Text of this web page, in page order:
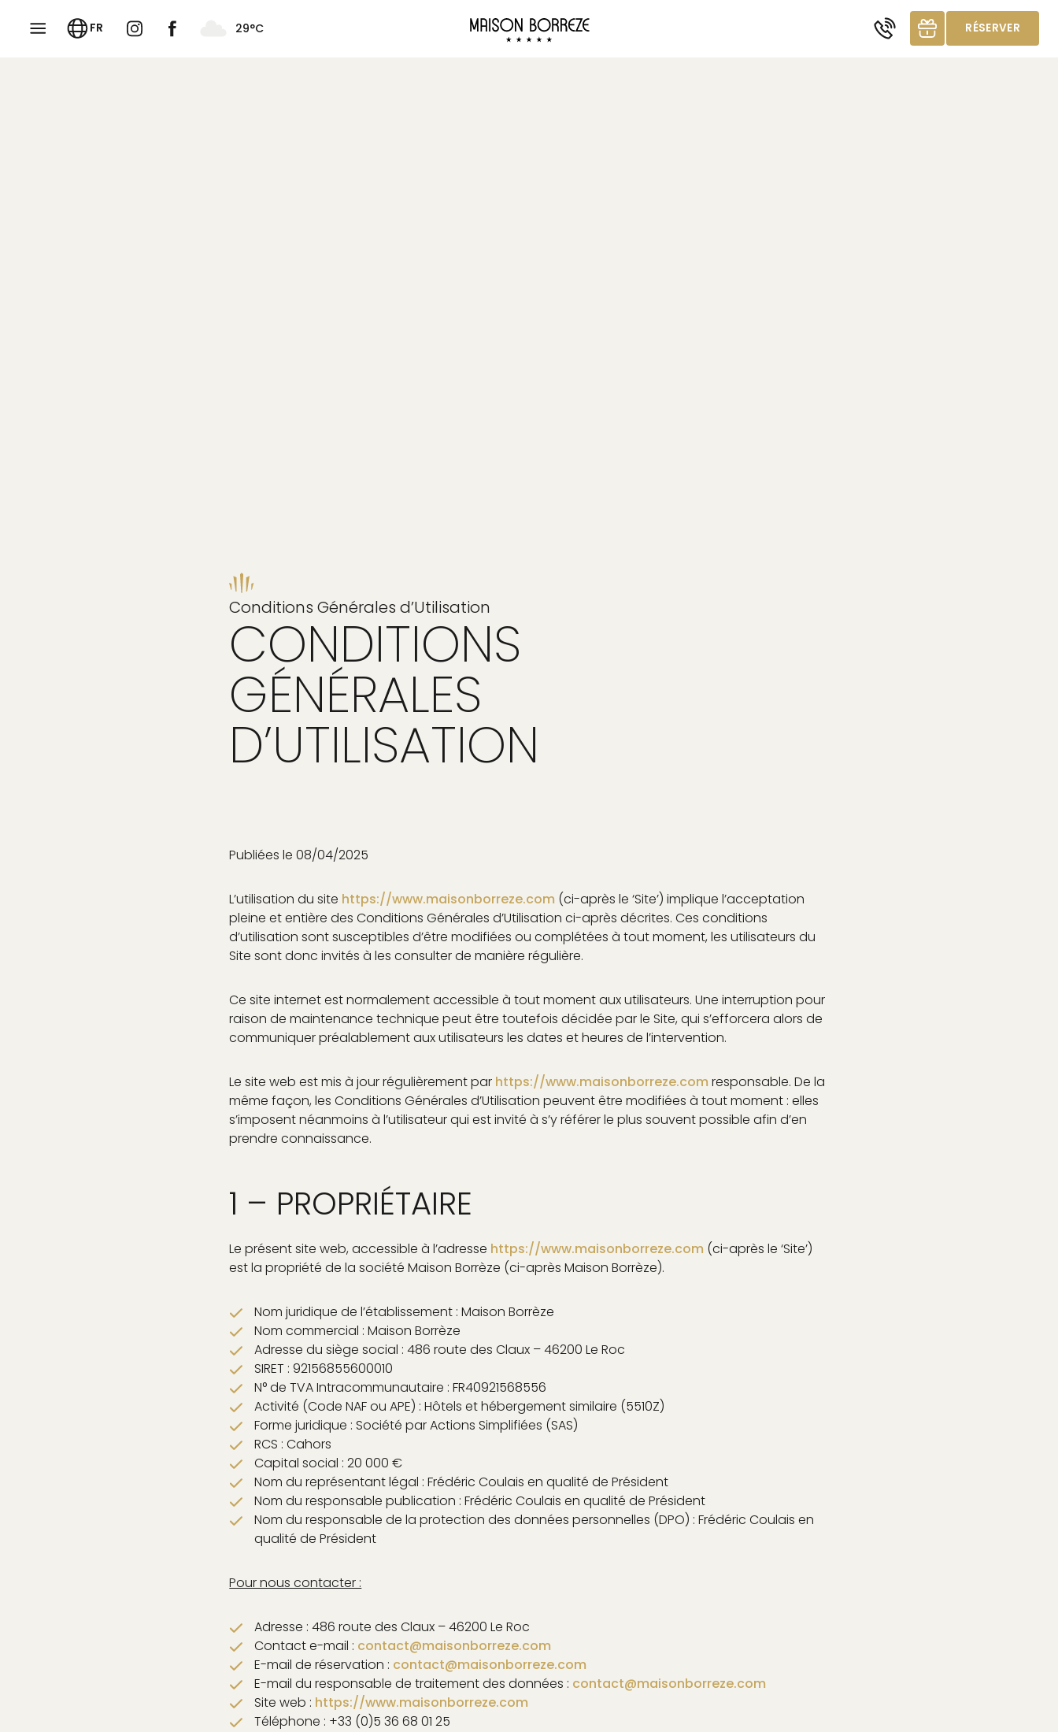
FR 29°C RÉSERVER
Conditions Générales d’Utilisation
CONDITIONS
GÉNÉRALES
D’UTILISATION
Publiées le 08/04/2025
L’utilisation du site https://www.maisonborreze.com (ci-après le ‘Site’) implique l’acceptation
pleine et entière des Conditions Générales d’Utilisation ci-après décrites. Ces conditions
d’utilisation sont susceptibles d’être modifiées ou complétées à tout moment, les utilisateurs du
Site sont donc invités à les consulter de manière régulière.
Ce site internet est normalement accessible à tout moment aux utilisateurs. Une interruption pour
raison de maintenance technique peut être toutefois décidée par le Site, qui s’efforcera alors de
communiquer préalablement aux utilisateurs les dates et heures de l’intervention.
Le site web est mis à jour régulièrement par https://www.maisonborreze.com responsable. De la
même façon, les Conditions Générales d’Utilisation peuvent être modifiées à tout moment : elles
s’imposent néanmoins à l’utilisateur qui est invité à s’y référer le plus souvent possible afin d’en
prendre connaissance.
1 – PROPRIÉTAIRE
Le présent site web, accessible à l’adresse https://www.maisonborreze.com (ci-après le ‘Site’)
est la propriété de la société Maison Borrèze (ci-après Maison Borrèze).
Nom juridique de l’établissement : Maison Borrèze
Nom commercial : Maison Borrèze
Adresse du siège social : 486 route des Claux – 46200 Le Roc
SIRET : 92156855600010
N° de TVA Intracommunautaire : FR40921568556
Activité (Code NAF ou APE) : Hôtels et hébergement similaire (5510Z)
Forme juridique : Société par Actions Simplifiées (SAS)
RCS : Cahors
Capital social : 20 000 €
Nom du représentant légal : Frédéric Coulais en qualité de Président
Nom du responsable publication : Frédéric Coulais en qualité de Président
Nom du responsable de la protection des données personnelles (DPO) : Frédéric Coulais en
qualité de Président
Pour nous contacter :
Adresse : 486 route des Claux – 46200 Le Roc
Contact e-mail : contact@maisonborreze.com
E-mail de réservation : contact@maisonborreze.com
E-mail du responsable de traitement des données : contact@maisonborreze.com
Site web : https://www.maisonborreze.com
Téléphone : +33 (0)5 36 68 01 25